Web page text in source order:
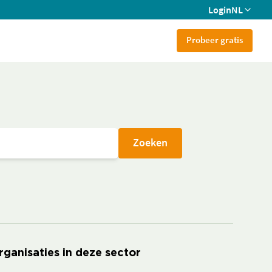
LoginNL
Probeer gratis
Zoeken
in deze sector